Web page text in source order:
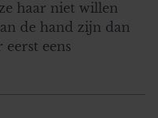
haar niet willen
de hand zijn dan
eens